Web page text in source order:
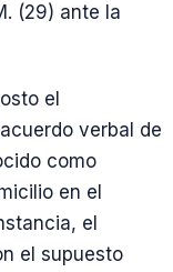
(29) ante la
el
verbal de
como
en el
el
el supuesto